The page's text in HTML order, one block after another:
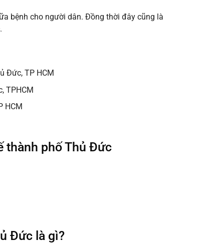
bệnh cho người dân. Đồng thời đây cũng là
Đức, TP HCM
TPHCM
HCM
thành phố Thủ Đức
Đức là gì?